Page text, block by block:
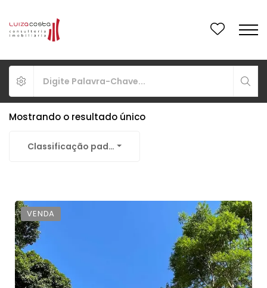
Mostrando o resultado único
Classificação padrão
VENDA